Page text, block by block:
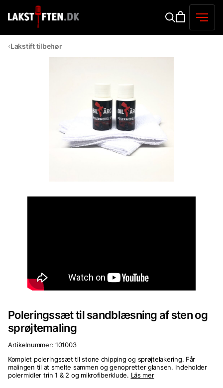
Lakstift tilbehør
Poleringssæt til sandblæsning af sten og
sprøjtemaling
Artikelnummer: 101003
Komplet poleringssæt til stone chipping og sprøjtelakering. Får
malingen til at smelte sammen og genopretter glansen. Indeholder
polermidler trin 1 & 2 og mikrofiberklude. Läs mer